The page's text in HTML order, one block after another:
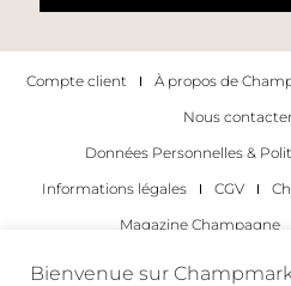
Compte client À propos de
Nous contacter
Données Personnelles &
Informations légales
CGV
Magazine Champagne
Bienvenue sur